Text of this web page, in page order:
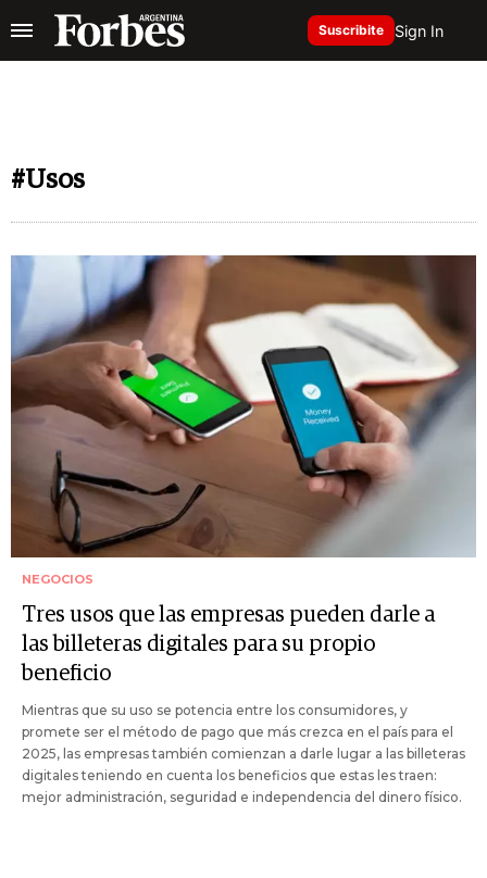
Suscribite Sign In
#Usos
NEGOCIOS
Tres usos que las empresas pueden darle a
las billeteras digitales para su propio
beneficio
Mientras que su uso se potencia entre los consumidores, y
promete ser el método de pago que más crezca en el país para el
2025, las empresas también comienzan a darle lugar a las billeteras
digitales teniendo en cuenta los beneficios que estas les traen:
mejor administración, seguridad e independencia del dinero físico.